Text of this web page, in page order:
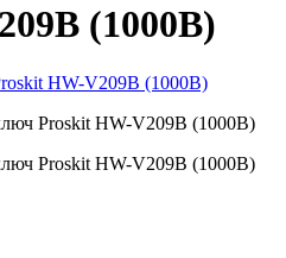
(1000В)